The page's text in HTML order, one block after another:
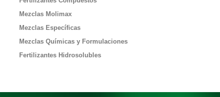
Mezclas Molimax
Mezclas Específicas
Mezclas Químicas y Formulaciones
Fertilizantes Hidrosolubles